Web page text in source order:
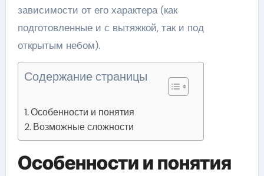
зависимости от его характера (как
подготовленные и с вытяжкой, так и под
открытым небом).
Содержание страницы
Особенности и понятия
Возможные сложности
Особенности и понятия